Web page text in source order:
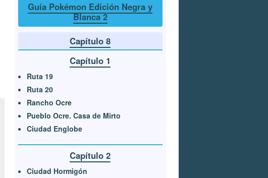
Guía Pokémon Edición Negra y
Blanca 2
Capítulo 8
Capítulo 1
Ruta 19
Ruta 20
Rancho Ocre
Pueblo Ocre. Casa de Mirto
Ciudad Englobe
Capítulo 2
Ciudad Hormigón